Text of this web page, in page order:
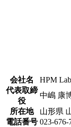
会社名
HPM
代表取締
役
中嶋 康
所在地
山形県
電話番号 023-676-